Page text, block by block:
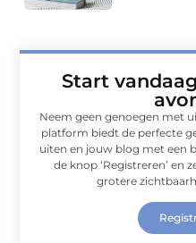
Start
Neem geen genoegen met
platform biedt de perfecte
uiten en jouw blog met een
de knop ‘Registreren’ en
grotere